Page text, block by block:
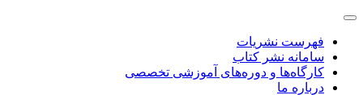
فهرست نشریات
سامانه نشر کتاب
کارگاه‌ها و دوره‌های آموزشی تخصصی
درباره ما